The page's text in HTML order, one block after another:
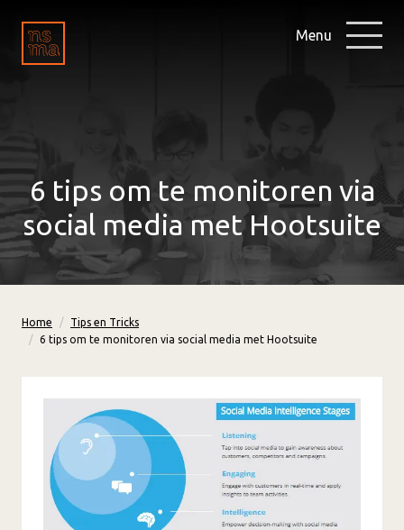
Menu
6 tips om te monitoren via
social media met Hootsuite
Home
Tips en Tricks
6 tips om te monitoren via social media met Hootsuite